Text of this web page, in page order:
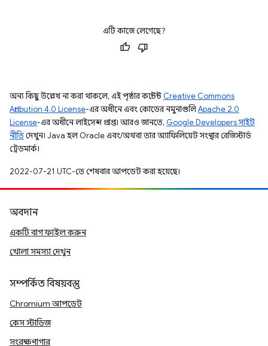
এটি কাজে লেগেছে?
অন্য কিছু উল্লেখ না করা থাকলে, এই পৃষ্ঠার কন্টেন্ট Creative Commons
Attribution 4.0 License-এর অধীনে এবং কোডের নমুনাগুলিApache 2.0
License-এর অধীনে লাইসেন্স প্রাপ্ত। আরও জানতে, Google Developers সাইট
নীতিদেখুন। Java হল Oracle এবং/অথবা তার অ্যাফিলিয়েট সংস্থার রেজিস্টার্ড
ট্রেডমার্ক।
2022-07-21 UTC-তে শেষবার আপডেট করা হয়েছে।
অবদান
একটি বাগ ফাইল করুন
খোলা সমস্যা দেখুন
সম্পর্কিত বিষয়বস্তু
Chromium আপডেট
কেস স্টাডিজ
সংরক্ষণাগার